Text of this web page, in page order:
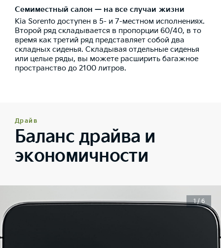
Семиместный салон — на все случаи жизни
Kia Sorento доступен в 5- и 7-местном исполнениях.
Второй ряд складывается в пропорции 60/40, в то
время как третий ряд представляет собой два
складных сиденья. Складывая отдельные сиденья
или целые ряды, вы можете расширить багажное
пространство до 2100 литров.
Драйв
Баланс драйва и
экономичности
1 / 6